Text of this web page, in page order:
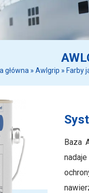
główna » Awlgrip » Farby
Baza